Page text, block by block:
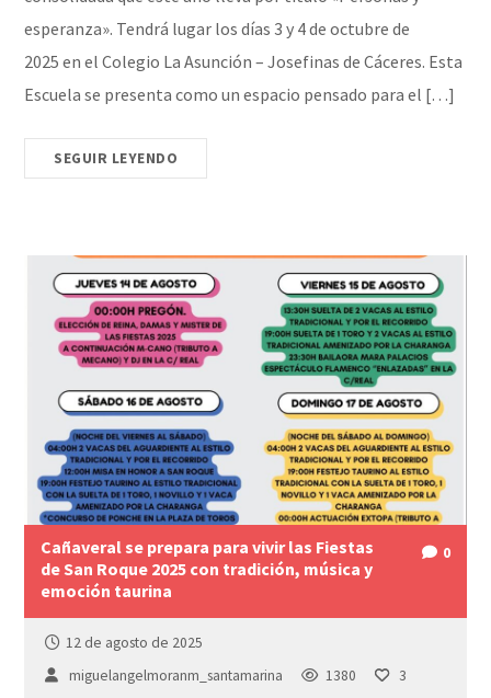
esperanza». Tendrá lugar los días 3 y 4 de octubre de
2025 en el Colegio La Asunción – Josefinas de Cáceres. Esta
Escuela se presenta como un espacio pensado para el […]
SEGUIR LEYENDO
Cañaveral se prepara para vivir las Fiestas
de San Roque 2025 con tradición, música y
emoción taurina
0
12 de agosto de 2025
miguelangelmoranm_santamarina
1380
3